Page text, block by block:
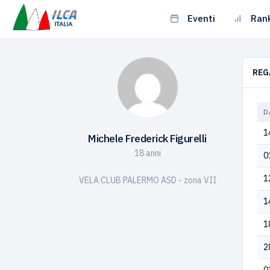
Eventi
Michele Frederick Figurelli
18 anni
VELA CLUB PALERMO ASD - zona VII